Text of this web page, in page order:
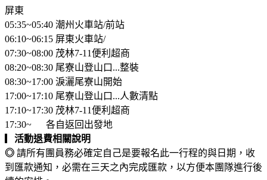
屏東
05:35~05:40 潮州火車站/前站
06:10~06:15 屏東火車站/
07:30~08:00 茂林7-11便利超商
08:20~08:30 尾寮山登山口...整裝
08:30~17:00 淚灑尾寮山開始
17:00~17:10 尾寮山登山口...人數清點
17:10~17:30 茂林7-11便利超商
17:30~ 各自返回出發地
活動退費相關說明
◎ 請所有團員務必確定自己是要報名此一行程的與日期，收
到匯款通知，必需在三天之內完成匯款，以方便本團隊進行後